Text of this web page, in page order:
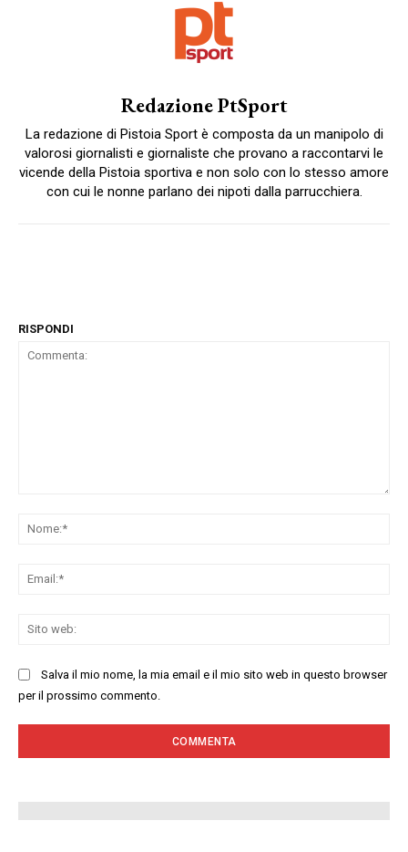
Redazione PtSport
La redazione di Pistoia Sport è composta da un manipolo di
valorosi giornalisti e giornaliste che provano a raccontarvi le
vicende della Pistoia sportiva e non solo con lo stesso amore
con cui le nonne parlano dei nipoti dalla parrucchiera.
RISPONDI
Salva il mio nome, la mia email e il mio sito web in questo browser
per il prossimo commento.